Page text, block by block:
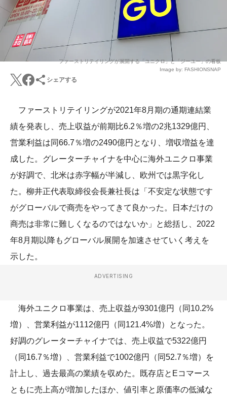
ファーストリテイリングが展開する「ユニクロ」と「ジーユー」の看板
Image by: FASHIONSNAP
シェアする
ファーストリテイリングが2021年8月期の通期連結業
績を発表し、売上収益が前期比6.2％増の2兆1329億円、
営業利益は同66.7％増の2490億円となり、増収増益を達
成した。グレーターチャイナを中心に海外ユニクロ事業
が好調で、北米は赤字幅が半減し、欧州では黒字化し
た。柳井正代表取締役会長兼社長は「不安定な状態です
がグローバルで商売をやってきて良かった。日本だけの
商売は非常に難しくなるのではないか」と総括し、2022
年8月期以降もグローバル展開を加速させていく考えを
示した。
ADVERTISING
海外ユニクロ事業は、売上収益が9301億円（同10.2%
増）、営業利益が1112億円（同121.4%増）となった。
好調のグレーターチャイナでは、売上収益で5322億円
（同16.7％増）、営業利益で1002億円（同52.7％増）を
計上し、過去最高の業績を収めた。既存店とEコマース
ともに売上高が増加したほか、値引率と原価率の低減な